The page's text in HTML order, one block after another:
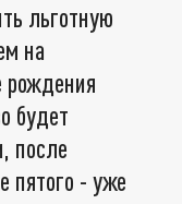
льготную
на
рождения
будет
после
пятого - уже